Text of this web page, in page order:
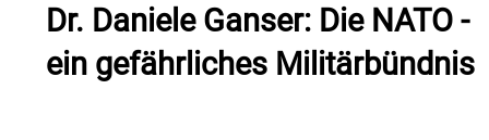
Dr. Daniele Ganser: Die NATO -
ein gefährliches Militärbündnis